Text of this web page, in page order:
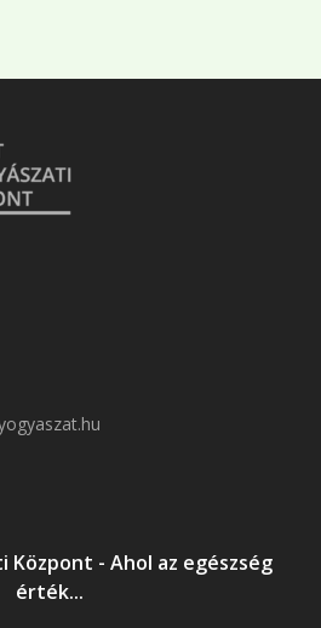
Központ - Ahol az egészség
érték...